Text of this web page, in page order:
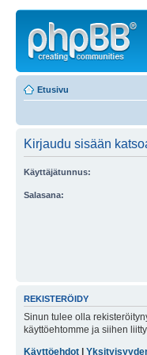
Etusivu
Kirjaudu sisään
Käyttäjätunnus:
Salasana:
REKISTERÖIDY
Sinun tulee olla
käyttöehtomme ja siihen
Käyttöehdot